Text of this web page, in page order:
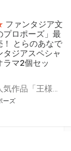
ファンタジア文
プロポーズ」最
とらのあなで
タジアスペシャ
ラマ2個セッ
ーズ